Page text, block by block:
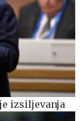
izsiljevanja